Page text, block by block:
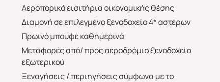
Αεροπορικά εισιτήρια οικονομικής θέσης
Διαμονή σε επιλεγμένο ξενοδοχείο 4* αστέρων
Πρωινό μπουφέ καθημερινά
Μεταφορές από/ προς αεροδρόμιο ξενοδοχείο
εξωτερικού
Ξεναγήσεις / περιηγήσεις σύμφωνα με το